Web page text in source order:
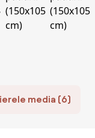
media (6)